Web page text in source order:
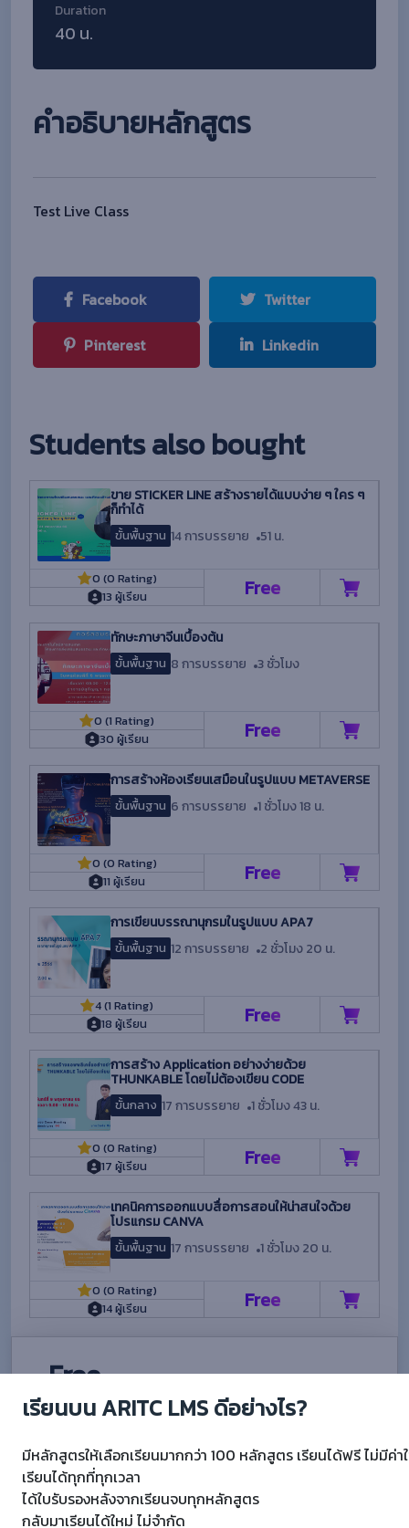
Duration
40 น.
คำอธิบายหลักสูตร
Test Live Class
Facebook Twitter
Pinterest Linkedin
Students also bought
ขาย STICKER LINE สร้างรายได้แบบง่าย ๆ ใคร ๆ
ก็ทำได้
ขั้นพื้นฐาน 14 การบรรยาย 51 น.
0 (0 Rating)
13 ผู้เรียน
Free
ทักษะภาษาจีนเบื้องต้น
ขั้นพื้นฐาน 8 การบรรยาย 3 ชั่วโมง
0 (1 Rating)
30 ผู้เรียน
Free
การสร้างห้องเรียนเสมือนในรูปแบบ METAVERSE
ขั้นพื้นฐาน 6 การบรรยาย 1 ชั่วโมง 18 น.
0 (0 Rating)
11 ผู้เรียน
Free
การเขียนบรรณานุกรมในรูปแบบ APA7
ขั้นพื้นฐาน 12 การบรรยาย 2 ชั่วโมง 20 น.
4 (1 Rating)
18 ผู้เรียน
Free
การสร้าง Application อย่างง่ายด้วย
THUNKABLE โดยไม่ต้องเขียน CODE
ขั้นกลาง 17 การบรรยาย 1 ชั่วโมง 43 น.
0 (0 Rating)
17 ผู้เรียน
Free
เทคนิคการออกแบบสื่อการสอนให้น่าสนใจด้วย
โปรแกรม CANVA
ขั้นพื้นฐาน 17 การบรรยาย 1 ชั่วโมง 20 น.
0 (0 Rating)
14 ผู้เรียน
Free
Free
เรียนบน ARITC LMS ดีอย่างไร?
มีหลักสูตรให้เลือกเรียนมากกว่า 100 หลักสูตร เรียนได้ฟรี ไม่มีค่า
เรียนได้ทุกที่ทุกเวลา
ได้ใบรับรองหลังจากเรียนจบทุกหลักสูตร
กลับมาเรียนได้ใหม่ ไม่จำกัด